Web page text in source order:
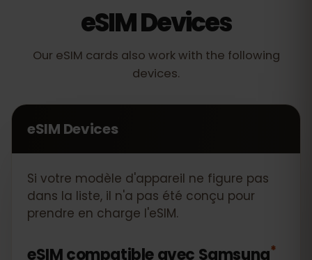
eSIM Devices
Our eSIM cards also work with the following
devices.
eSIM Devices
Si votre modèle d'appareil ne figure pas
dans la liste, il n'a pas été conçu pour
prendre en charge l'eSIM.
eSIM compatible avec Samsung*